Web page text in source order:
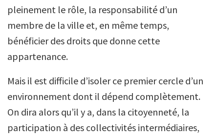
pleinement le rôle, la responsabilité d’un
membre de la ville et, en même temps,
bénéficier des droits que donne cette
appartenance.
Mais il est difficile d’isoler ce premier cercle d’un
environnement dont il dépend complètement.
On dira alors qu’il y a, dans la citoyenneté, la
participation à des collectivités intermédiaires,